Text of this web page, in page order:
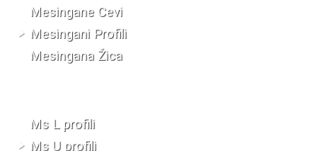
Mesingane Cevi
Mesingani Profili
Mesingana Žica
Ms L profili
Ms U profili